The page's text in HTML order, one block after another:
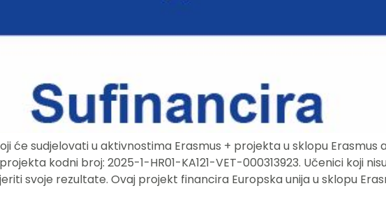
će sudjelovati u aktivnostima Erasmus + projekta u sklopu Erasmus
projekta kodni broj: 2025-1-HR01-KA121-VET-000313923. Učenici koji
svoje rezultate. Ovaj projekt financira Europska unija u sklopu